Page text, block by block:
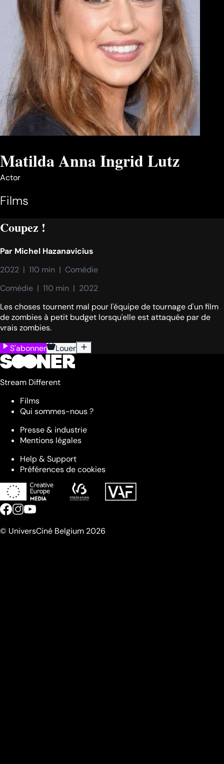
Matilda Anna Ingrid Lutz
Actor
Films
Coupez !
Par Michel Hazanavicius
2022  |  110 min  |  Comédie
Comédie  |  110 min  |  2022
Les choses tournent mal pour l'équipe de tournage d'un film
de zombies à petit budget lorsqu'elle est attaquée par de
vrais zombies.
S'abonner
Louer
Stream Different
Films
Qui sommes-nous ?
Presse & industrie
Mentions légales
Help & Support
Préférences de cookies
© UniversCiné Belgium 2026